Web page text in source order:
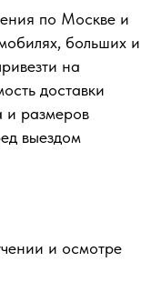
по Москве и
больших и
на
доставки
и размеров
выездом
и осмотре